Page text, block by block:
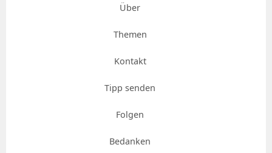
Über
Themen
Kontakt
Tipp senden
Folgen
Bedanken